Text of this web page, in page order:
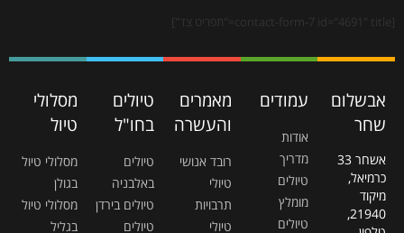
[contact-form-7 id="4691" title="תפריט צד"]
אבשלום
שחר
אשחר 33
כרמיאל,
מיקוד
21940,
עמודים
אודות
מדריך
טיולים
מומלץ
טיולים
מאמרים
והעשרה
רובד אנושי
טיולי
תרבויות
טיולי
טיולים
בחו"ל
טיולים
באלבניה
טיולים בירדן
טיולים
מסלולי
טיול
מסלולי טיול
בגולן
מסלולי טיול
בגליל